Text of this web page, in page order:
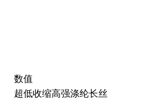
数值
超低收缩高强涤纶长丝